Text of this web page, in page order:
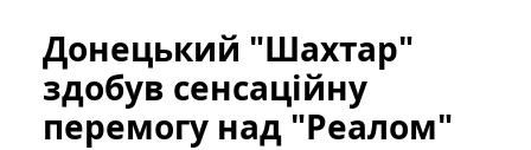
Донецький "Шахтар"
здобув сенсаційну
перемогу над "Реалом"